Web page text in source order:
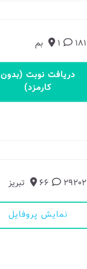
181
1 بم
دریافت نوبت (بدون
کارمزد)
29202
66 تبریز
نمایش پروفایل